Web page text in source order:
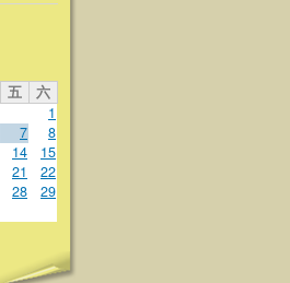
五
六
1
7
8
14
15
21
22
28
29